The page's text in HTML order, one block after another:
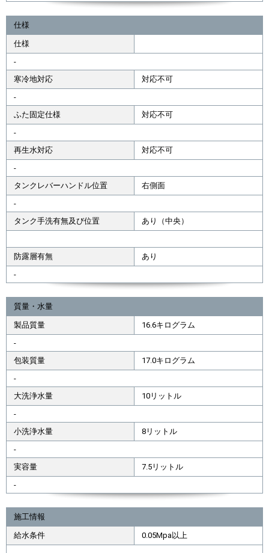
仕様
仕様
-
寒冷地対応
対応不可
-
ふた固定仕様
対応不可
-
再生水対応
対応不可
-
タンクレバーハンドル位置
右側面
-
タンク手洗有無及び位置
あり（中央）
防露層有無
あり
-
質量・水量
製品質量
16.6キログラム
-
包装質量
17.0キログラム
-
大洗浄水量
10リットル
-
小洗浄水量
8リットル
-
実容量
7.5リットル
-
施工情報
給水条件
0.05Mpa以上